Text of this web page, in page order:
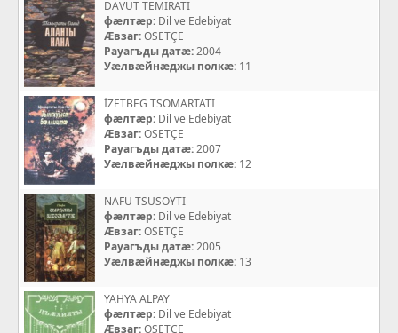
DAVUT TEMIRATI
фæлтæр: Dil ve Edebiyat
Æвзаг:OSETÇE
Рауагъды датæ:2004
Уæлвæйнæджы полкæ: 11
İZETBEG TSOMARTATI
фæлтæр: Dil ve Edebiyat
Æвзаг:OSETÇE
Рауагъды датæ:2007
Уæлвæйнæджы полкæ: 12
NAFU TSUSOYTI
фæлтæр: Dil ve Edebiyat
Æвзаг:OSETÇE
Рауагъды датæ:2005
Уæлвæйнæджы полкæ: 13
YAHYA ALPAY
фæлтæр: Dil ve Edebiyat
Æвзаг:OSETÇE